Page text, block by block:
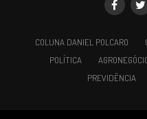
COLUNA DANIEL POLCARO
POLÍTICA
PREVIDÊNCIA